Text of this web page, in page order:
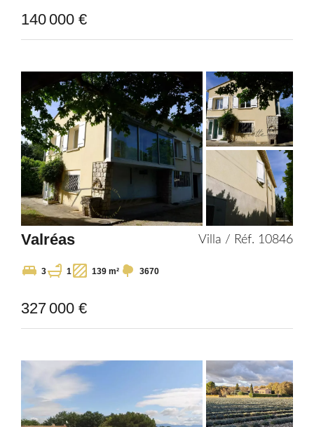
140 000 €
Valréas Villa / Réf. 10846
3 1 139 m² 3670
327 000 €